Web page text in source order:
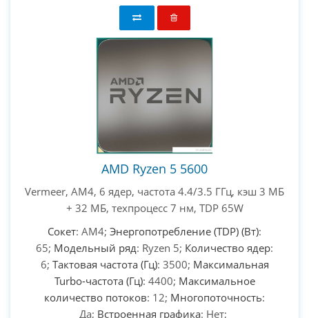
AMD Ryzen 5 5600
Vermeer, AM4, 6 ядер, частота 4.4/3.5 ГГц, кэш 3 МБ
+ 32 МБ, техпроцесс 7 нм, TDP 65W
Сокет: AM4; Энергопотребление (TDP) (Вт):
65; Модельный ряд: Ryzen 5; Количество ядер:
6; Тактовая частота (Гц): 3500; Максимальная
Turbo-частота (Гц): 4400; Максимальное
количество потоков: 12; Многопоточность:
Да; Встроенная графика: Нет;